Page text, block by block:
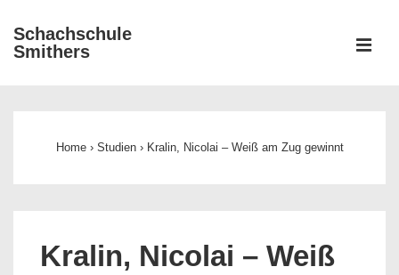
Zum
Inhalt
Schachschule
Smithers
Home › Studien › Kralin, Nicolai – Weiß am Zug gewinnt
Kralin, Nicolai – Weiß